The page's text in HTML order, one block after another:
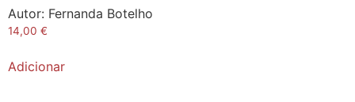
Autor: Fernanda Botelho
14,00 €
Adicionar